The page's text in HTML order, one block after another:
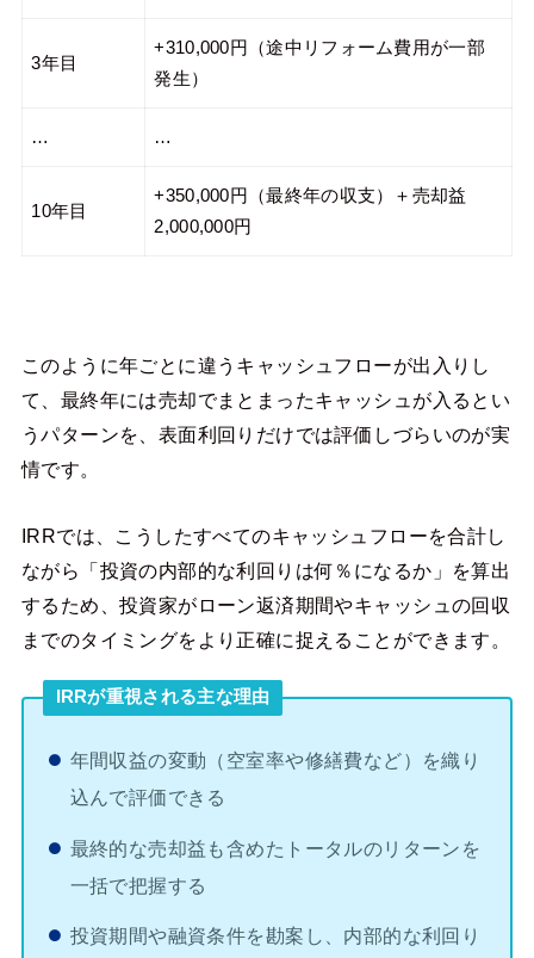
3年目
+310,000円（途中リフォーム費用が一部
発生）
… …
10年目
+350,000円（最終年の収支）＋売却益
2,000,000円
このように年ごとに違うキャッシュフローが出入りし
て、最終年には売却でまとまったキャッシュが入るとい
うパターンを、表面利回りだけでは評価しづらいのが実
情です。
IRRでは、こうしたすべてのキャッシュフローを合計し
ながら「投資の内部的な利回りは何％になるか」を算出
するため、投資家がローン返済期間やキャッシュの回収
までのタイミングをより正確に捉えることができます。
IRRが重視される主な理由
年間収益の変動（空室率や修繕費など）を織り
込んで評価できる
最終的な売却益も含めたトータルのリターンを
一括で把握する
投資期間や融資条件を勘案し、内部的な利回り